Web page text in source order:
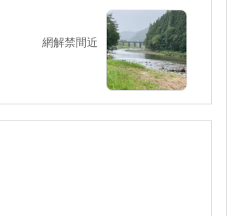
網解禁間近